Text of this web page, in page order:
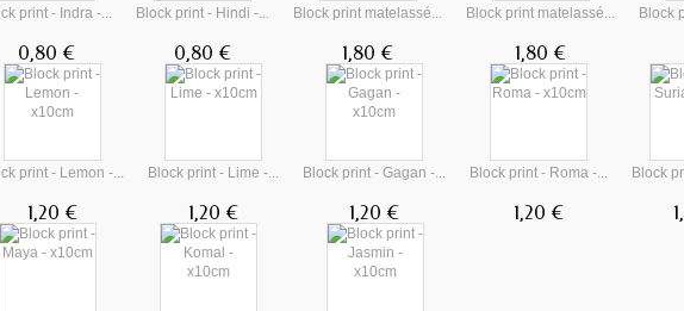
print - Indra -...
0,80 €
Block print - Hindi -...
0,80 €
Block print matelassé...
1,80 €
Block print matelassé...
1,80 €
Block
print - Lemon -...
1,20 €
Block print - Lime -...
1,20 €
Block print - Gagan -...
1,20 €
Block print - Roma -...
1,20 €
Block